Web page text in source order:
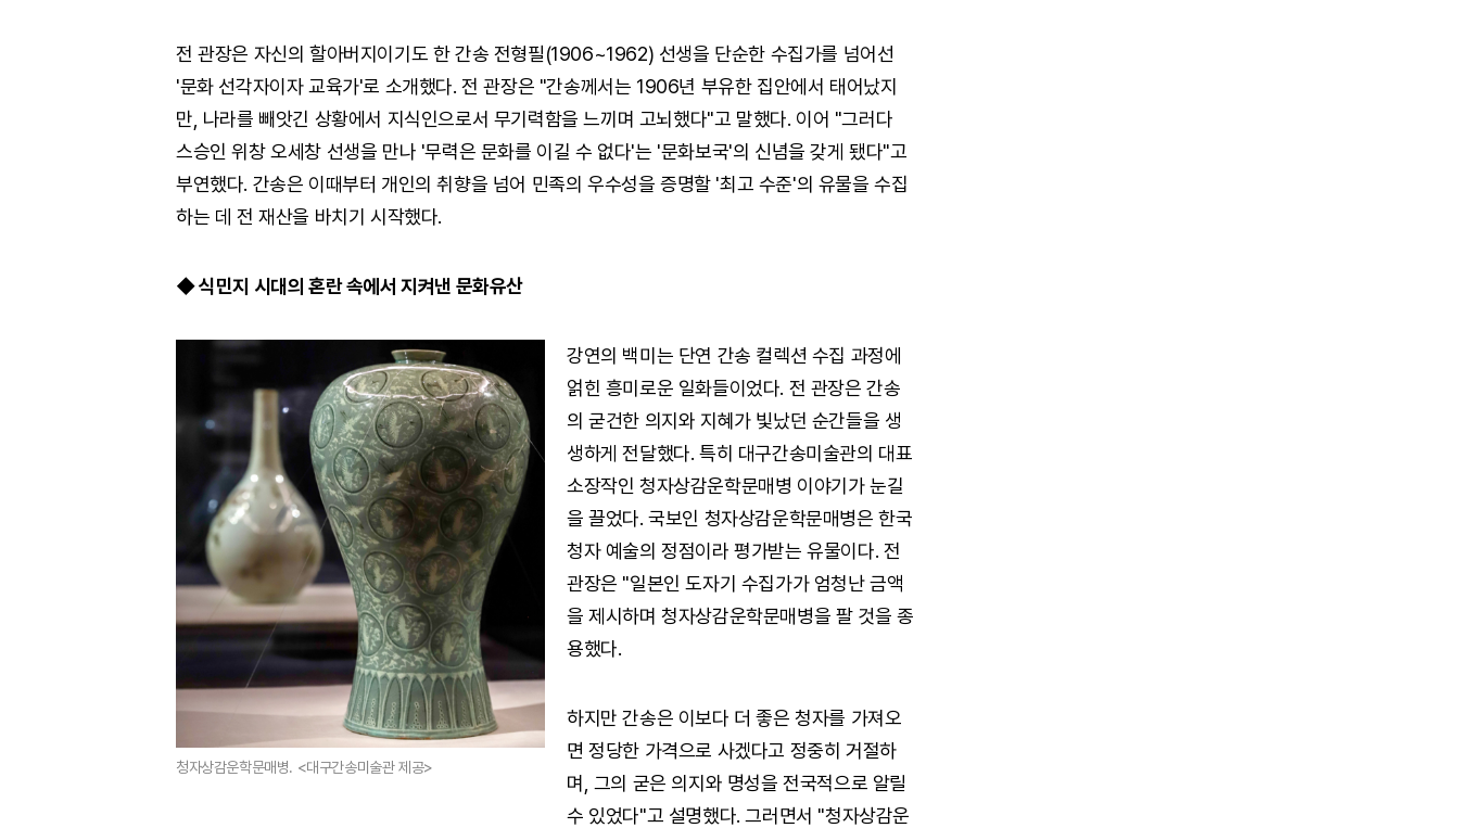
전 관장은 자신의 할아버지이기도 한 간송 전형필(1906~1962) 선생을 단순한 수집가를 넘어선
'문화 선각자이자 교육가'로 소개했다. 전 관장은 "간송께서는 1906년 부유한 집안에서 태어났지
만, 나라를 빼앗긴 상황에서 지식인으로서 무기력함을 느끼며 고뇌했다"고 말했다. 이어 "그러다
스승인 위창 오세창 선생을 만나 '무력은 문화를 이길 수 없다'는 '문화보국'의 신념을 갖게 됐다"고
부연했다. 간송은 이때부터 개인의 취향을 넘어 민족의 우수성을 증명할 '최고 수준'의 유물을 수집
하는 데 전 재산을 바치기 시작했다.
◆ 식민지 시대의 혼란 속에서 지켜낸 문화유산
청자상감운학문매병. <대구간송미술관 제공>
강연의 백미는 단연 간송 컬렉션 수집 과정에
얽힌 흥미로운 일화들이었다. 전 관장은 간송
의 굳건한 의지와 지혜가 빛났던 순간들을 생
생하게 전달했다. 특히 대구간송미술관의 대표
소장작인 청자상감운학문매병 이야기가 눈길
을 끌었다. 국보인 청자상감운학문매병은 한국
청자 예술의 정점이라 평가받는 유물이다. 전
관장은 "일본인 도자기 수집가가 엄청난 금액
을 제시하며 청자상감운학문매병을 팔 것을 종
용했다.
하지만 간송은 이보다 더 좋은 청자를 가져오
면 정당한 가격으로 사겠다고 정중히 거절하
며, 그의 굳은 의지와 명성을 전국적으로 알릴
수 있었다"고 설명했다. 그러면서 "청자상감운